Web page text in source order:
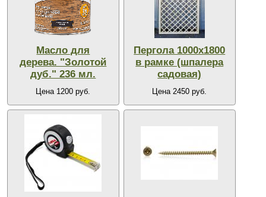
Масло для
дерева. "Золотой
дуб." 236 мл.
Цена 1200 руб.
Пергола 1000х1800
в рамке (шпалера
садовая)
Цена 2450 руб.